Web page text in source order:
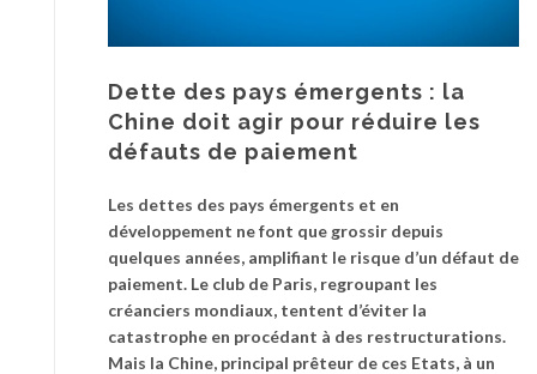
Dette des pays émergents : la
Chine doit agir pour réduire les
défauts de paiement
Les dettes des pays émergents et en
développement ne font que grossir depuis
quelques années, amplifiant le risque d’un défaut de
paiement. Le club de Paris, regroupant les
créanciers mondiaux, tentent d’éviter la
catastrophe en procédant à des restructurations.
Mais la Chine, principal prêteur de ces Etats, à un